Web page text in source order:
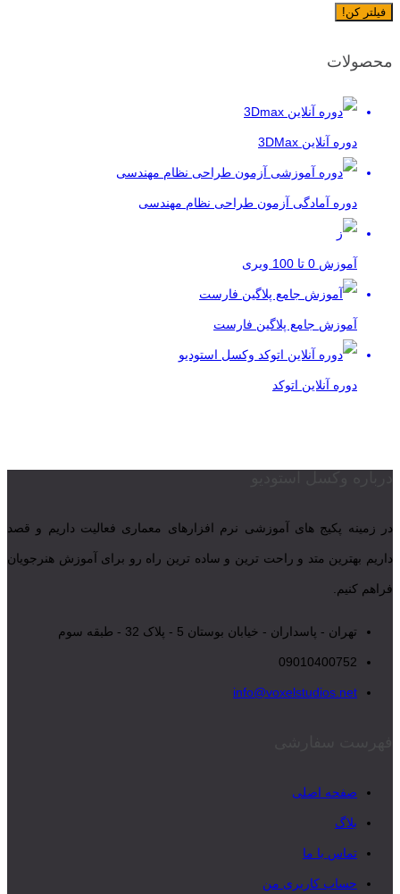
فیلتر کن!
محصولات
دوره آنلاین 3DMax
دوره آمادگی آزمون طراحی نظام مهندسی
آموزش 0 تا 100 ویری
آموزش جامع پلاگین فارست
دوره آنلاین اتوکد
در زمینه پکیج های آموزشی نرم افزارهای معماری فعالیت داریم و قصد
داریم بهترین متد و راحت ترین و ساده ترین راه رو برای آموزش هنرجویان
فراهم کنیم.
تهران - پاسداران - خیابان بوستان 5 - پلاک 32 - طبقه سوم
09010400752
info@voxelstudios.net
صفحه اصلی
بلاگ
تماس با ما
حساب کاربری من